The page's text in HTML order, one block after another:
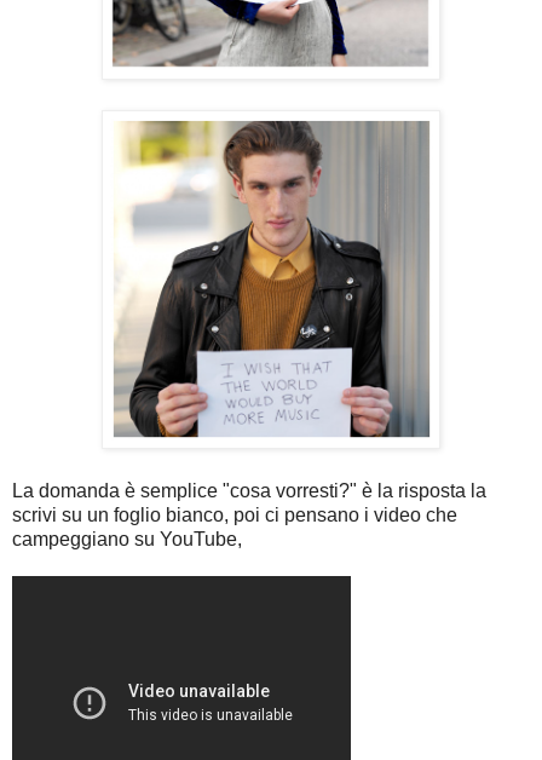
La domanda è semplice "cosa vorresti?" è la risposta la
scrivi su un foglio bianco, poi ci pensano i video che
campeggiano su YouTube,